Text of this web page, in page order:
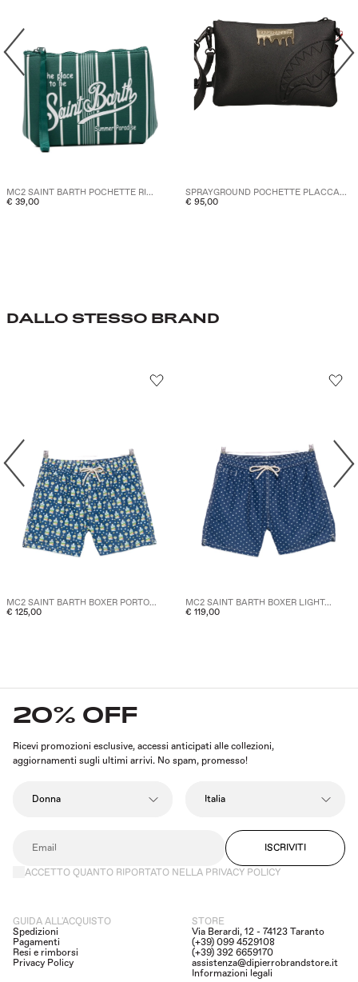
MC2 SAINT BARTH POCHETTE RI...
€ 39,00
SPRAYGROUND POCHETTE PLACCA...
€ 95,00
DALLO STESSO BRAND
MC2 SAINT BARTH BOXER PORTO...
€ 125,00
MC2 SAINT BARTH BOXER LIGHT...
€ 119,00
20% OFF
Ricevi promozioni esclusive, accessi anticipati alle collezioni,
aggiornamenti sugli ultimi arrivi. No spam, promesso!
ISCRIVITI
ACCETTO QUANTO RIPORTATO NELLA PRIVACY POLICY
GUIDA ALL'ACQUISTO
Spedizioni
Pagamenti
Resi e rimborsi
Privacy Policy
STORE
Via Berardi, 12 - 74123 Taranto
(+39) 099 4529108
(+39) 392 6659170
assistenza@dipierrobrandstore.it
Informazioni legali